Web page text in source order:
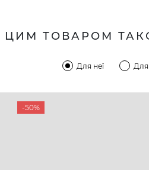
ЦИМ ТОВАРОМ
Для неї Для
-50%